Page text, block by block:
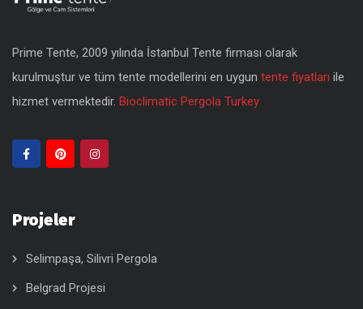
Prime Tente, 2009 yılında İstanbul Tente firması olarak
kurulmuştur ve tüm tente modellerini en uygun tente fiyatları ile
hizmet vermektedir. Bioclimatic Pergola Turkey
Projeler
Selimpaşa, Silivri Pergola
Belgrad Projesi